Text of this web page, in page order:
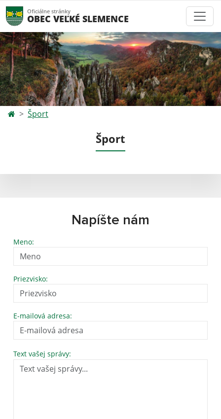
Oficiálne stránky
OBEC VEĽKÉ SLEMENCE
Šport
Šport
Napíšte nám
Meno:
Priezvisko:
E-mailová adresa:
Text vašej správy: